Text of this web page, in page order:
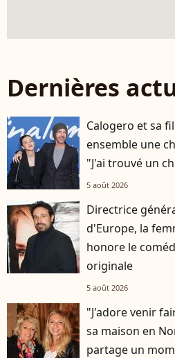
Dernières
Calogero et sa
ensemble une
"J'ai trouvé un
5 août 2026
Directrice
d'Europe, la
honore le
originale
5 août 2026
"J'adore venir
sa maison en
partage un